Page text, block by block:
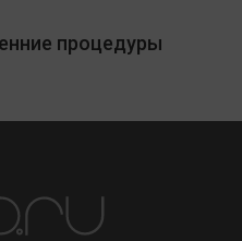
процедуры